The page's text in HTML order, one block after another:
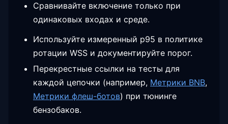
Сравнивайте включение только при
одинаковых входах и среде.
Используйте измеренный p95 в политике
ротации WSS и документируйте порог.
Перекрестные ссылки на тесты для
каждой цепочки (например, Метрики BNB,
Метрики флеш-ботов) при тюнинге
бензобаков.